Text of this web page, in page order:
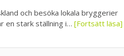
och besöka lokala bryggerier
en stark ställning i… [Fortsätt läsa]